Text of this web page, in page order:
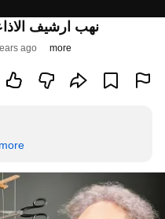
نهب ارشيف
ago more